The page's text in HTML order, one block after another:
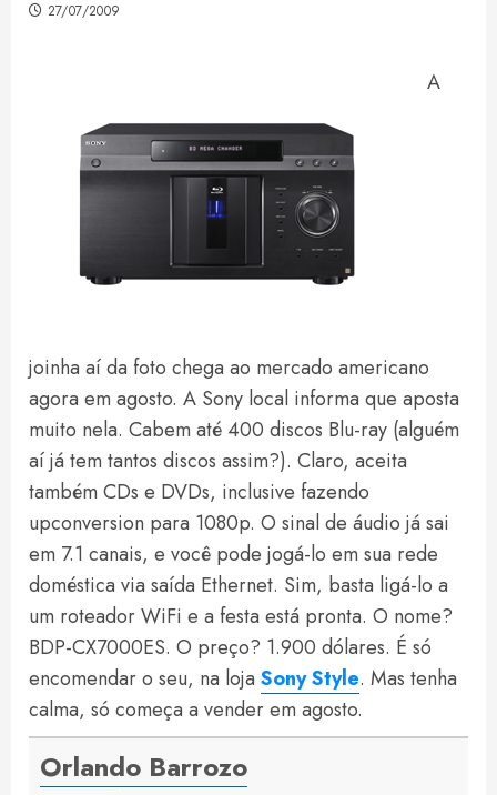
27/07/2009
A
joinha aí da foto chega ao mercado americano
agora em agosto. A Sony local informa que aposta
muito nela. Cabem até 400 discos Blu-ray (alguém
aí já tem tantos discos assim?). Claro, aceita
também CDs e DVDs, inclusive fazendo
upconversion para 1080p. O sinal de áudio já sai
em 7.1 canais, e você pode jogá-lo em sua rede
doméstica via saída Ethernet. Sim, basta ligá-lo a
um roteador WiFi e a festa está pronta. O nome?
BDP-CX7000ES. O preço? 1.900 dólares. É só
encomendar o seu, na loja Sony Style. Mas tenha
calma, só começa a vender em agosto.
Orlando Barrozo